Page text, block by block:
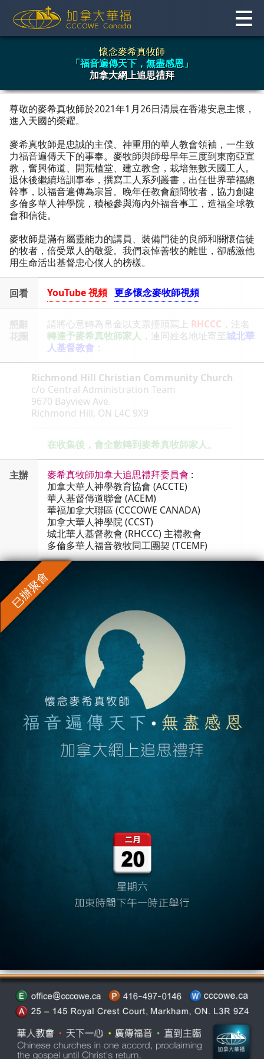
content
懷念麥希真牧師
「福音遍傳天下，無盡感恩」
加拿大網上追思禮拜
尊敬的麥希真牧師於2021年1月26日清晨在香港安息主懷，
進入天國的榮耀。
麥希真牧師是忠誠的主僕、神重用的華人教會領袖，一生致
力福音遍傳天下的事奉。麥牧師與師母早年三度到東南亞宣
教，奮興佈道、開荒植堂、建立教會，栽培無數天國工人。
退休後繼續培訓事奉，撰寫工人系列叢書，出任世界華福總
幹事，以福音遍傳為宗旨。晚年任教會顧問牧者，協力創建
多倫多華人神學院，積極參與海內外福音事工，造福全球教
會和信徒。
麥牧師是滿有屬靈能力的講員、裝備門徒的良師和關懷信徒
的牧者，倍受眾人的敬愛。我們哀悼善牧的離世，卻感激他
用生命活出基督忠心僕人的榜樣。
回看 YouTube 視頻 更多懷念麥牧師視頻
懇辭
花圈
請將心意轉為帛金以支票擡頭寫上 RHCCC ，注名
轉達予麥希真牧師家人 ，連同姓名地址寄至城北華
人基督教會：
Richmond Hill Christian Community Church
c/o Central Administration Team
9670 Bayview Ave.
Richmond Hill, ON L4C 9X9
在收集後，會全數轉到麥希真牧師家人。
主辦 麥希真牧師加拿大追思禮拜委員會 :
加拿大華人神學教育協會 (ACCTE)
華人基督傳道聯會 (ACEM)
華福加拿大聯區 (CCCOWE CANADA)
加拿大華人神學院 (CCST)
城北華人基督教會 (RHCCC) 主禮教會
多倫多華人福音教牧同工團契 (TCEMF)